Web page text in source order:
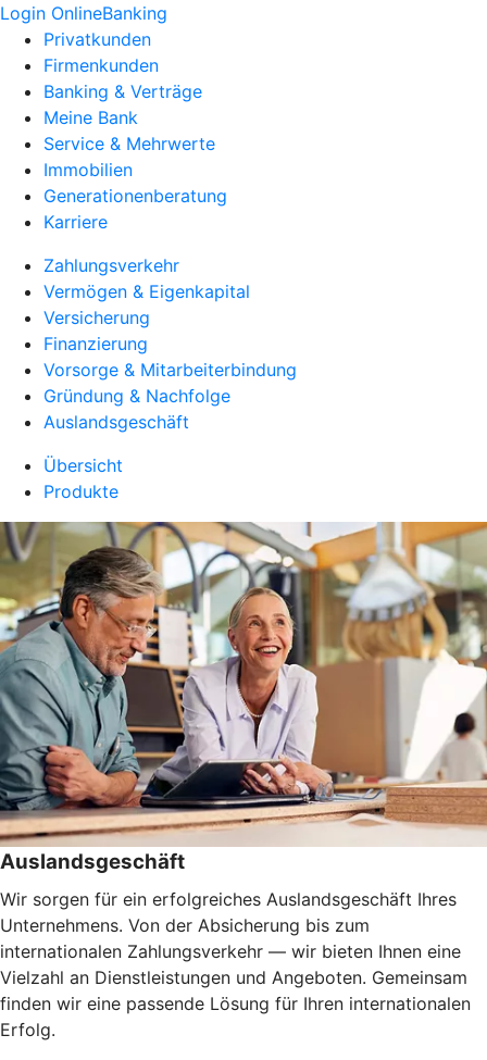
Login OnlineBanking
Privatkunden
Firmenkunden
Banking & Verträge
Meine Bank
Service & Mehrwerte
Immobilien
Generationenberatung
Karriere
Zahlungsverkehr
Vermögen & Eigenkapital
Versicherung
Finanzierung
Vorsorge & Mitarbeiterbindung
Gründung & Nachfolge
Auslandsgeschäft
Übersicht
Produkte
Auslandsgeschäft
Wir sorgen für ein erfolgreiches Auslandsgeschäft Ihres
Unternehmens. Von der Absicherung bis zum
internationalen Zahlungsverkehr — wir bieten Ihnen eine
Vielzahl an Dienstleistungen und Angeboten. Gemeinsam
finden wir eine passende Lösung für Ihren internationalen
Erfolg.